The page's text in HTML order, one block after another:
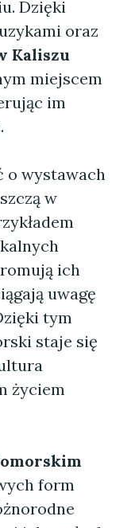
Dzięki
oraz
Kaliszu
miejscem
im
o wystawach
w
ich
uwagę
tym
staje się
życiem
form